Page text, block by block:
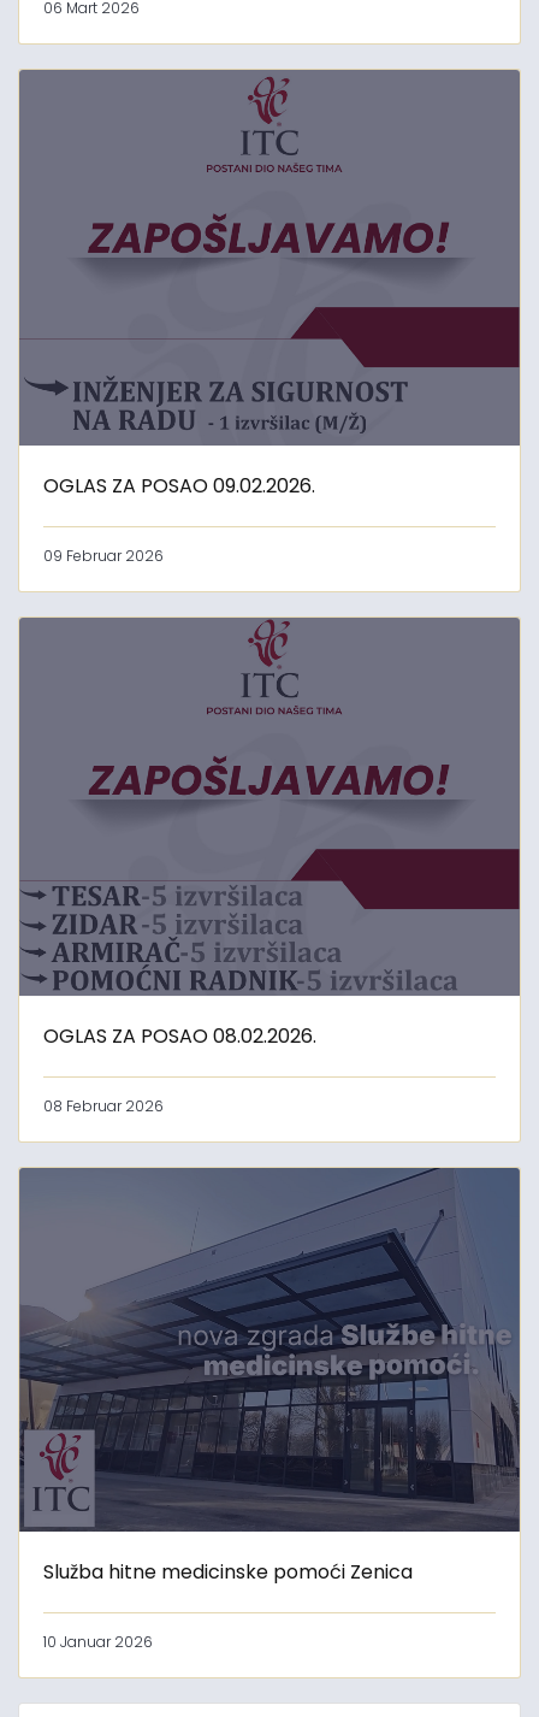
06 Mart 2026
OGLAS ZA POSAO 09.02.2026.
09 Februar 2026
OGLAS ZA POSAO 08.02.2026.
08 Februar 2026
Služba hitne medicinske pomoći Zenica
10 Januar 2026